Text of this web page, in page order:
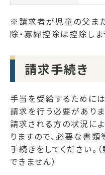
※請求者が児童の父ま
除・寡婦控除は控除しま
請求手続き
手当を受給するために
請求を行う必要がありま
請求される方の状況に
りますので、必要な書
手続きをしてください。
できません）